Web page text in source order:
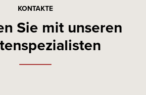
KONTAKTE
Sie mit unseren